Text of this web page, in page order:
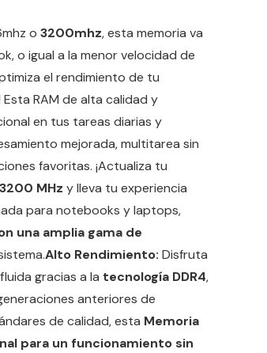
o 3200mhz, esta memoria va
o igual a la menor velocidad de
el rendimiento de tu
Esta RAM de alta calidad y
en tus tareas diarias y
mejorada, multitarea sin
favoritas. ¡Actualiza tu
MHz y lleva tu experiencia
para notebooks y laptops,
una amplia gama de
Alto Rendimiento: Disfruta
gracias a la tecnología DDR4,
anteriores de
de calidad, esta Memoria
para un funcionamiento sin